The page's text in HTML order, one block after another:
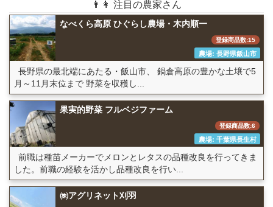
👨👩 注目の農家さん
なべくら高原 ひぐらし農場・木内順一
登録商品数:15
農場: 長野県飯山市
長野県の最北端にあたる・飯山市、 鍋倉高原の豊かな土壌で5
月～11月末位まで 野菜を収穫し...
果実的野菜 フルベジファーム
登録商品数:6
農場: 千葉県長生村
前職は種苗メーカーでメロンとレタスの品種改良を行ってきま
した。前職の経験を活かし品種改良を行い...
㈱アグリネット刈羽